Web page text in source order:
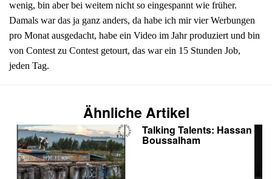
wenig, bin aber bei weitem nicht so eingespannt wie früher.
Damals war das ja ganz anders, da habe ich mir vier Werbungen
pro Monat ausgedacht, habe ein Video im Jahr produziert und bin
von Contest zu Contest getourt, das war ein 15 Stunden Job,
jeden Tag.
Ähnliche Artikel
Talking Talents: Hassan
Boussalham